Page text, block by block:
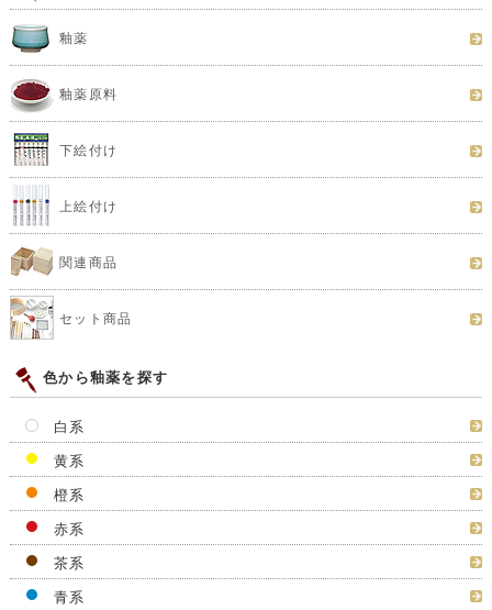
釉薬
釉薬原料
下絵付け
上絵付け
関連商品
セット商品
色から釉薬を探す
白系
黄系
橙系
赤系
茶系
青系